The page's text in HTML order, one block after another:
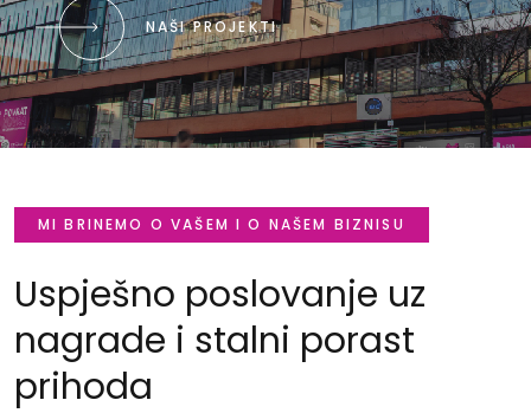
MI BRINEMO O VAŠEM I O NAŠEM BIZNISU
Uspješno poslovanje uz
nagrade i stalni porast
prihoda